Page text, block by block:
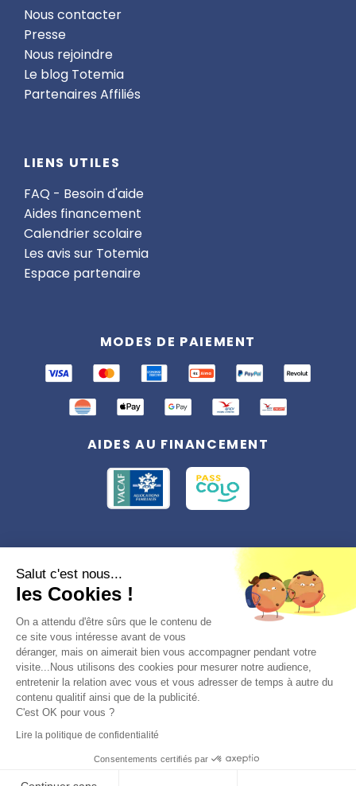
Nous contacter
Presse
Nous rejoindre
Le blog Totemia
Partenaires Affiliés
LIENS UTILES
FAQ - Besoin d'aide
Aides financement
Calendrier scolaire
Les avis sur Totemia
Espace partenaire
MODES DE PAIEMENT
AIDES AU FINANCEMENT
Conformément à la réglementation applicable en matière de données
personnelles, vous disposez d'un droit d'accès, de rectification et
d'effacement, du droit à la limitation du traitement des données vous
concernant. Vous pouvez consulter
notre politique de confidentialité
Préférences des cookies >
© 2026, Totemia
Plan du site
CGV/CGU
Politique de
Salut c'est nous...
les Cookies !
On a attendu d'être sûrs que le contenu de
ce site vous intéresse avant de vous
déranger, mais on aimerait bien vous accompagner pendant votre
visite...Nous utilisons des cookies pour mesurer notre audience,
entretenir la relation avec vous et vous adresser de temps à autre du
contenu qualitif ainsi que de la publicité.
C'est OK pour vous ?
Lire la politique de confidentialité
Consentements certifiés par